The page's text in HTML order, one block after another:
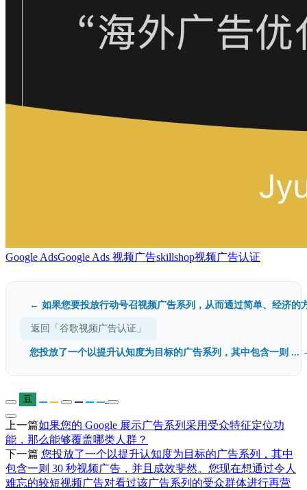
Google AdsGoogle Ads 视频广告skillshop视频广告认证
← 如果您要投放行动号召视频广告系列，从而通过简单、经济的
返回「谷歌视频广告认证」
您投放了一个以提升认知度为目标的广告系列，其中包含一则 ...
豆
上一篇如果您的 Google 展示广告系列采用受众特征定位功
能，那么能够覆盖哪类人群？
下一篇 您投放了一个以提升认知度为目标的广告系列，其中
包含一则 30 秒视频广告，并且成效斐然。您现在想通过令人
难忘的较短视频广告对看过该广告系列的受众群体进行再营